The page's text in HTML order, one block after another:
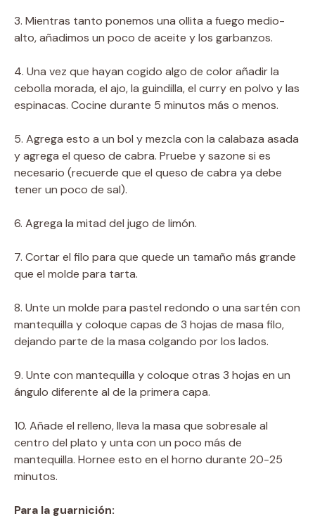
3. Mientras tanto ponemos una ollita a fuego medio-
alto, añadimos un poco de aceite y los garbanzos.
4. Una vez que hayan cogido algo de color añadir la
cebolla morada, el ajo, la guindilla, el curry en polvo y las
espinacas. Cocine durante 5 minutos más o menos.
5. Agrega esto a un bol y mezcla con la calabaza asada
y agrega el queso de cabra. Pruebe y sazone si es
necesario (recuerde que el queso de cabra ya debe
tener un poco de sal).
6. Agrega la mitad del jugo de limón.
7. Cortar el filo para que quede un tamaño más grande
que el molde para tarta.
8. Unte un molde para pastel redondo o una sartén con
mantequilla y coloque capas de 3 hojas de masa filo,
dejando parte de la masa colgando por los lados.
9. Unte con mantequilla y coloque otras 3 hojas en un
ángulo diferente al de la primera capa.
10. Añade el relleno, lleva la masa que sobresale al
centro del plato y unta con un poco más de
mantequilla. Hornee esto en el horno durante 20-25
minutos.
Para la guarnición: